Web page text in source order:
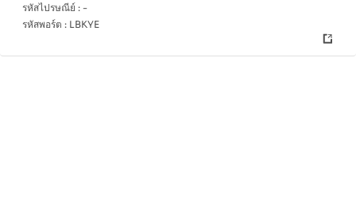
รหัสไปรษณีย์ : -
รหัสพอร์ต : LBKYE